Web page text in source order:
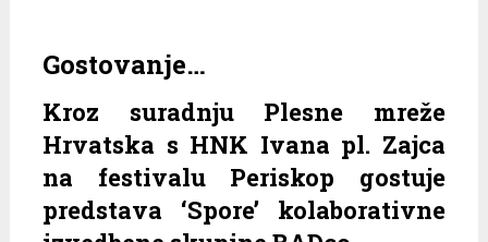
Gostovanje…
Kroz suradnju Plesne mreže
Hrvatska s HNK Ivana pl. Zajca
na festivalu Periskop gostuje
predstava ‘Spore’ kolaborativne